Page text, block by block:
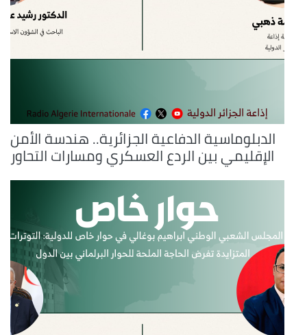
الدبلوماسية الدفاعية الجزائرية.. هندسة الأمن
الإقليمي بين الردع العسكري ومسارات التحاور